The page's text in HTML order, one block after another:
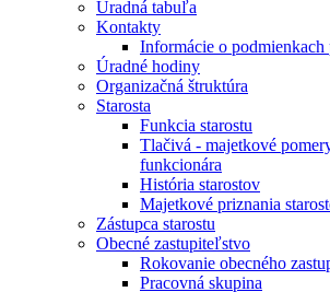
Úradná tabuľa
Kontakty
Informácie o
Úradné hodiny
Organizačná štruktúra
Starosta
Funkcia starostu
Tlačivá - majetkové
funkcionára
História starostov
Majetkové priznania
Zástupca starostu
Obecné zastupiteľstvo
Rokovanie obecného
Pracovná skupina